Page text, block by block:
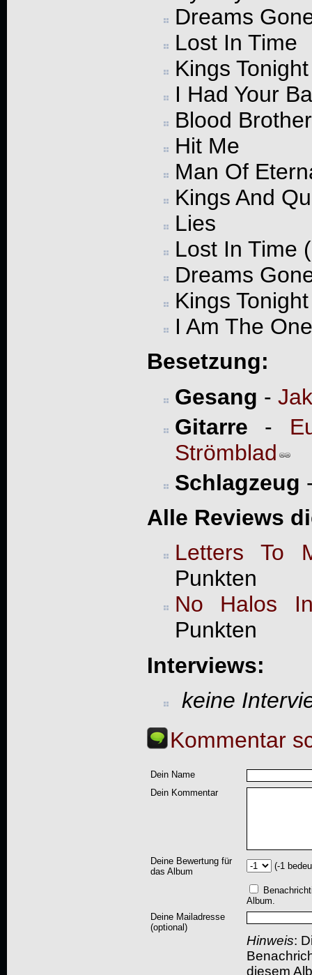
Dreams
Lost In Time
Kings Tonight
I Had Your
Blood
Hit Me
Man Of
Kings And
Lies
Lost In Time
Dreams
Kings
I Am The
Besetzung:
Gesang -
Gitarre -
Strömblad
Schlagzeug
Alle Reviews
Letters To
Punkten
No Halos
Punkten
Interviews:
keine
Kommentar
Dein Name
Dein Kommentar
Deine Bewertung für
das Album
(-1
Album.
Deine Mailadresse
(optional)
Hinweis:
diesem